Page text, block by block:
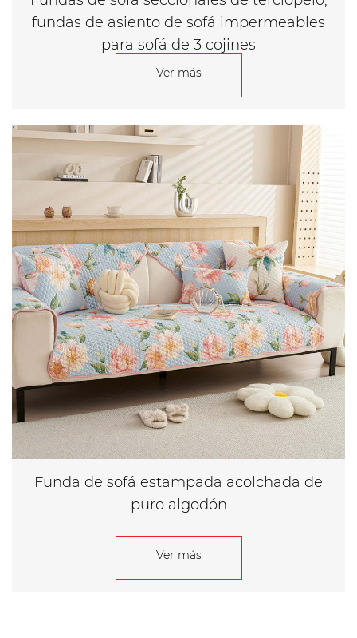
fundas de asiento de sofá impermeables
para sofá de 3 cojines
Ver más
Funda de sofá estampada acolchada de
puro algodón
Ver más